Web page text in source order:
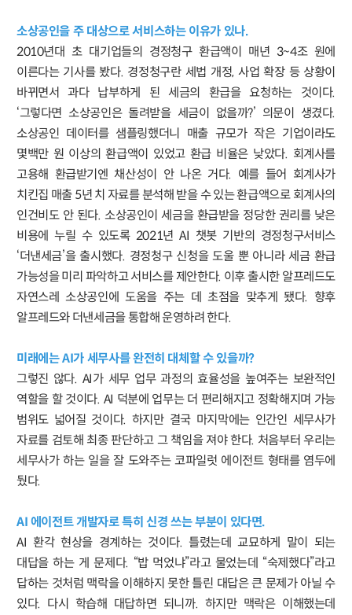
소상공인을 주 대상으로 서비스하는 이유가 있나.
2010년대 초 대기업들의 경정청구 환급액이 매년 3~4조 원에
이른다는 기사를 봤다. 경정청구란 세법 개정, 사업 확장 등 상황이
바뀌면서 과다 납부하게 된 세금의 환급을 요청하는 것이다.
‘그렇다면 소상공인은 돌려받을 세금이 없을까?’ 의문이 생겼다.
소상공인 데이터를 샘플링했더니 매출 규모가 작은 기업이라도
몇백만 원 이상의 환급액이 있었고 환급 비율은 낮았다. 회계사를
고용해 환급받기엔 채산성이 안 나온 거다. 예를 들어 회계사가
치킨집 매출 5년 치 자료를 분석해 받을 수 있는 환급액으로 회계사의
인건비도 안 된다. 소상공인이 세금을 환급받을 정당한 권리를 낮은
비용에 누릴 수 있도록 2021년 AI 챗봇 기반의 경정청구서비스
‘더낸세금’을 출시했다. 경정청구 신청을 도울 뿐 아니라 세금 환급
가능성을 미리 파악하고 서비스를 제안한다. 이후 출시한 알프레드도
자연스레 소상공인에 도움을 주는 데 초점을 맞추게 됐다. 향후
알프레드와 더낸세금을 통합해 운영하려 한다.
미래에는 AI가 세무사를 완전히 대체할 수 있을까?
그렇진 않다. AI가 세무 업무 과정의 효율성을 높여주는 보완적인
역할을 할 것이다. AI 덕분에 업무는 더 편리해지고 정확해지며 가능
범위도 넓어질 것이다. 하지만 결국 마지막에는 인간인 세무사가
자료를 검토해 최종 판단하고 그 책임을 져야 한다. 처음부터 우리는
세무사가 하는 일을 잘 도와주는 코파일럿 에이전트 형태를 염두에
뒀다.
AI 에이전트 개발자로 특히 신경 쓰는 부분이 있다면.
AI 환각 현상을 경계하는 것이다. 틀렸는데 교묘하게 말이 되는
대답을 하는 게 문제다. “밥 먹었냐”라고 물었는데 “숙제했다”라고
답하는 것처럼 맥락을 이해하지 못한 틀린 대답은 큰 문제가 아닐 수
있다. 다시 학습해 대답하면 되니까. 하지만 맥락은 이해했는데